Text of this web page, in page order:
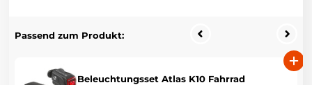
Passend zum Produkt:
Beleuchtungsset Atlas K10 Fahrrad